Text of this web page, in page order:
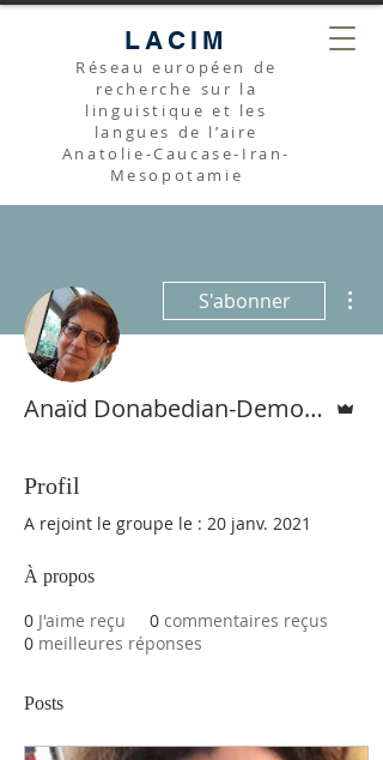
LACIM
Réseau européen de
recherche sur la
linguistique et les
langues de l’aire
Anatolie-Caucase-Iran-
Mesopotamie
S'abonner
Anaïd Donabedian-Demopoulos
Profil
A rejoint le groupe le : 20 janv. 2021
À propos
0 J'aime reçu 0 commentaires reçus
0 meilleures réponses
Posts